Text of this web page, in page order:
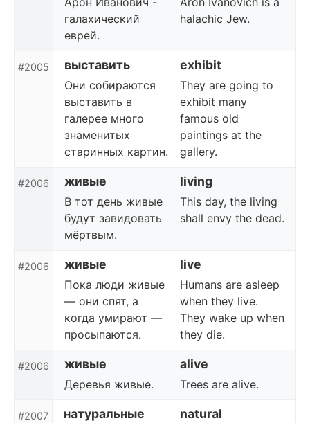
галахический
еврей.
halachic Jew.
#2005 выставить exhibit
Они собираются
выставить в
галерее много
знаменитых
старинных картин.
They are going to
exhibit many
famous old
paintings at the
gallery.
#2006 живые living
В тот день живые
будут завидовать
мёртвым.
This day, the living
shall envy the dead.
#2006 живые live
Пока люди живые
— они спят, а
когда умирают —
просыпаются.
Humans are asleep
when they live.
They wake up when
they die.
#2006 живые alive
Деревья живые. Trees are alive.
#2007 натуральные natural